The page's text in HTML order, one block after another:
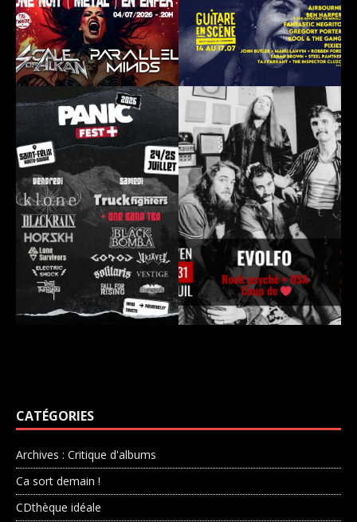
CATÉGORIES
Archives : Critique d'albums
Ca sort demain !
CDthèque idéale